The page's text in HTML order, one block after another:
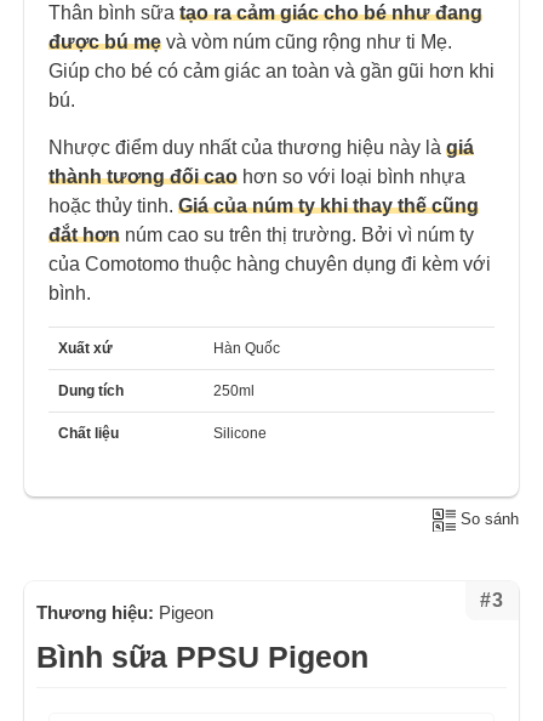
Thân bình sữa tạo ra cảm giác cho bé như đang
được bú mẹ và vòm núm cũng rộng như ti Mẹ.
Giúp cho bé có cảm giác an toàn và gần gũi hơn khi
bú.
Nhược điểm duy nhất của thương hiệu này là giá
thành tương đối cao hơn so với loại bình nhựa
hoặc thủy tinh. Giá của núm ty khi thay thế cũng
đắt hơn núm cao su trên thị trường. Bởi vì núm ty
của Comotomo thuộc hàng chuyên dụng đi kèm với
bình.
Xuất xứ Hàn Quốc
Dung tích 250ml
Chất liệu Silicone
So sánh
#3
Thương hiệu: Pigeon
Bình sữa PPSU Pigeon